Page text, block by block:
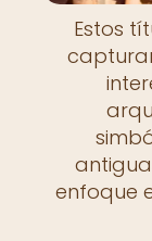
Estos
enfoque